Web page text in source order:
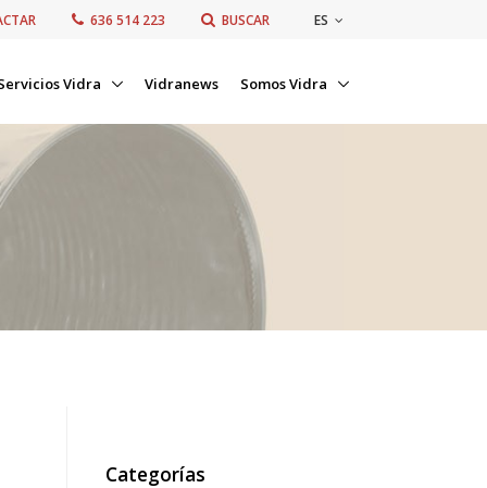
636 514 223 BUSCAR ES
Vidra Vidranews Somos Vidra
Categorías